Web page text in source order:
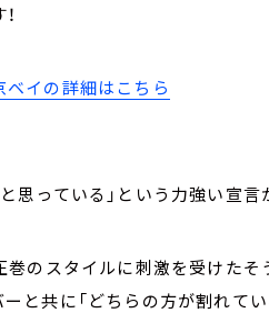
イの詳細はこちら
思っている」という力強い宣言
巻のスタイルに刺激を受けたそ
と共に「どちらの方が割れて